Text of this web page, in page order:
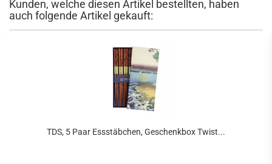
Kunden, welche diesen Artikel bestellten, haben
auch folgende Artikel gekauft:
TDS, 5 Paar Essstäbchen, Geschenkbox Twist...